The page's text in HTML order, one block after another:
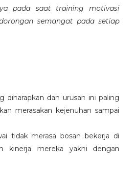
pada saat training motivasi
semangat pada setiap
dan urusan ini paling
merasakan kejenuhan sampai
tidak merasa bosan bekerja di
kinerja mereka yakni dengan